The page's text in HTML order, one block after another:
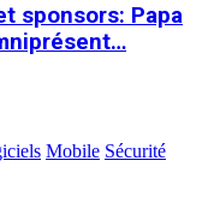
sponsors: Papa
Mobile Sécurité